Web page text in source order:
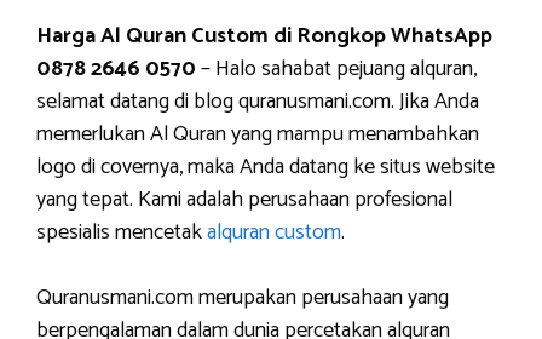
Harga Al Quran Custom di Rongkop WhatsApp
0878 2646 0570– Halo sahabat pejuang alquran,
selamat datang di blog quranusmani.com. Jika Anda
memerlukan Al Quran yang mampu menambahkan
logo di covernya, maka Anda datang ke situs website
yang tepat. Kami adalah perusahaan profesional
spesialis mencetakalquran custom.
Quranusmani.com merupakan perusahaan yang
berpengalaman dalam dunia percetakan alquran